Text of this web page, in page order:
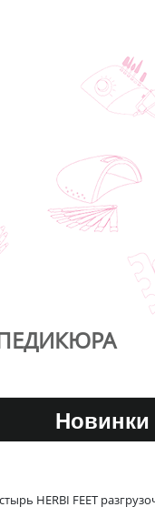
Новинки
HERBI FEET